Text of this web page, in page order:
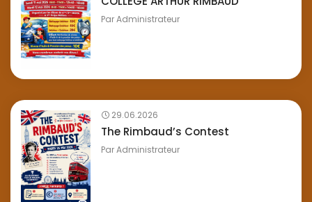
ParAdministrateur
29.06.2026
The Rimbaud’s Contest
ParAdministrateur